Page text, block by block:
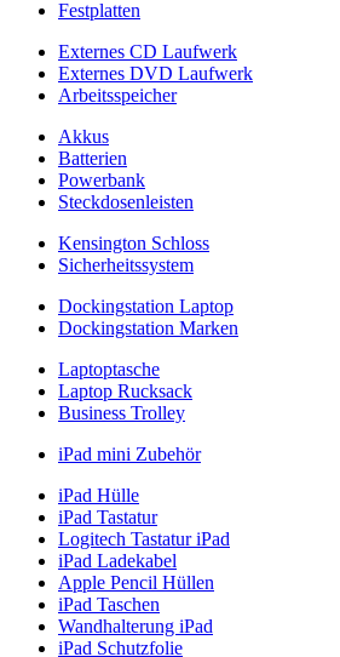
Festplatten
Externes CD Laufwerk
Externes DVD Laufwerk
Arbeitsspeicher
Akkus
Batterien
Powerbank
Steckdosenleisten
Kensington Schloss
Sicherheitssystem
Dockingstation Laptop
Dockingstation Marken
Laptoptasche
Laptop Rucksack
Business Trolley
iPad mini Zubehör
iPad Hülle
iPad Tastatur
Logitech Tastatur iPad
iPad Ladekabel
Apple Pencil Hüllen
iPad Taschen
Wandhalterung iPad
iPad Schutzfolie